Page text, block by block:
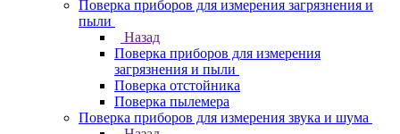
Поверка приборов для измерения загрязнения и
пыли
Назад
Поверка приборов для измерения
загрязнения и пыли
Поверка отстойника
Поверка пылемера
Поверка приборов для измерения звука и шума